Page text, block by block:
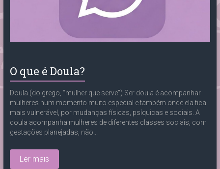
O que é Doula?
Doula (do grego, “mulher que serve”) Ser doula é acompanhar
mulheres num momento muito especial e também onde ela fica
mais vulnerável, por mudanças físicas, psíquicas e sociais. A
doula acompanha mulheres de diferentes classes sociais, com
gestações planejadas, não...
Ler mais